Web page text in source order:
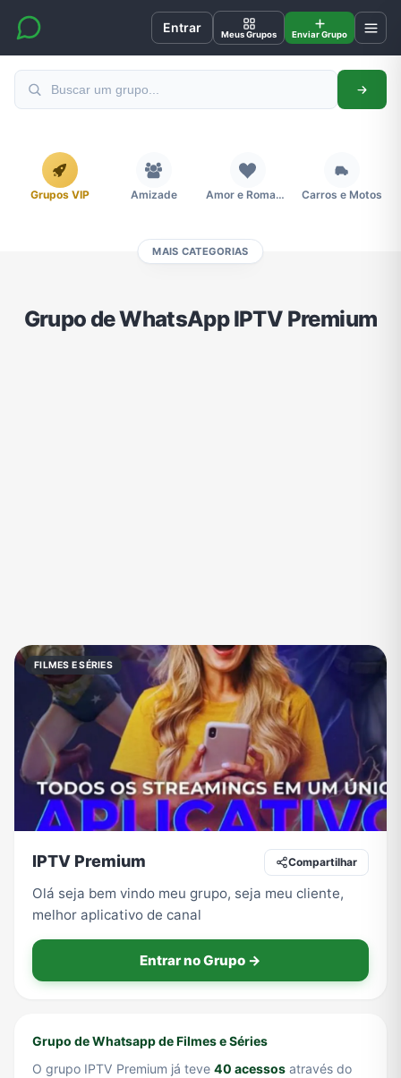
Entrar Meus Grupos Enviar Grupo
Grupos VIP Amizade Amor e Romance Carros e Motos
Moda e Beleza Música Namoro Negócios & Empreendedorismo
Notícias Outros Política Profissões
Receitas Redes Sociais Religião Shitpost
Tecnologia
MAIS CATEGORIAS
Grupo de WhatsApp IPTV Premium
FILMES E SÉRIES
IPTV Premium Compartilhar
Olá seja bem vindo meu grupo, seja meu cliente,
melhor aplicativo de canal
Entrar no Grupo →
Grupo de Whatsapp de Filmes e Séries
O grupo IPTV Premium já teve 40 acessos através do